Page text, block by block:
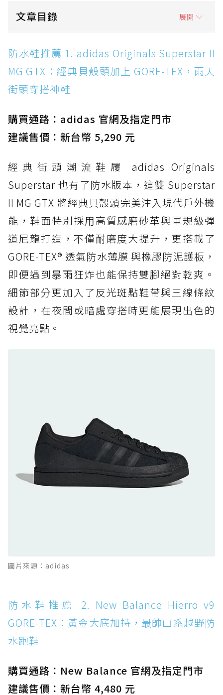
文章目錄 展開
防水鞋推薦 1. adidas Originals Superstar II
MG GTX：經典貝殼頭加上 GORE-TEX，雨天街
頭穿搭神鞋
防水鞋推薦 2. New Balance Hierro v9 GORE-
防水鞋推薦 3. Nike Dunk Low GORE-TEX：
經典 Dunk 輪廓加上防水科技，雨天穿搭帥度不
打折
防水鞋推薦 4. ASICS TRABUCO 14 GTX：搭
載 GORE-TEX 隱形貼合科技，全方位防水神鞋
防水鞋推薦 5. Salomon XT-6 GORE-TEX：潮
人必備山系鞋王！防滑、防水與街頭顏值一次攻
頂
防水鞋推薦 6. HOKA Stinson Evo GTX：越野
復刻厚底，GORE-TEX 防水與增高神器一次滿
防水鞋推薦 7. Timberland Motion Access：
黃靴同級頂級防水，輕量化工裝健走鞋雨天必備
防水鞋推薦 7. Timberland Motion Access：
黃靴同級頂級防水，輕量化工裝健走鞋雨天必備
防水鞋推薦 10. PUMA Voyage NITRO™ 4
GORE-TEX：氮氣中底注入，回彈與防滑兼具的
全天候越野跑鞋
防水鞋推薦 11. On Cloudhorizon 2 WP：腳
感軟彈、搭載 Missiongrip™ 的防水輕越野鞋
Boot：馬汀首款雨靴登場，經典八孔加上全防
防水鞋推薦 14. SKECHERS BADGER
WATERPROOF：一踩即穿懶人神器！搭載固特
異大底與全防水厚底健走鞋
防水鞋推薦 15. Brooks Cascadia 19 GTX：注
防水鞋推薦 1. adidas Originals Superstar II
MG GTX：經典貝殼頭加上 GORE-TEX，雨天
街頭穿搭神鞋
購買通路：adidas 官網及指定門市
建議售價：新台幣 5,290 元
經典街頭潮流鞋履 adidas Originals
Superstar 也有了防水版本，這雙 Superstar
II MG GTX 將經典貝殼頭完美注入現代戶外機
能，鞋面特別採用高質感磨砂革與軍規級彈
道尼龍打造，不僅耐磨度大提升，更搭載了
GORE-TEX® 透氣防水薄膜 與橡膠防泥護板，
即便遇到暴雨狂炸也能保持雙腳絕對乾爽。
細節部分更加入了反光斑點鞋帶與三線條紋
設計，在夜間或暗處穿搭時更能展現出色的
視覺亮點。
圖片來源：adidas
防水鞋推薦 2. New Balance Hierro v9
GORE-TEX：黃金大底加持，最帥山系越野防
水跑鞋
購買通路：New Balance 官網及指定門市
建議售價：新台幣 4,480 元